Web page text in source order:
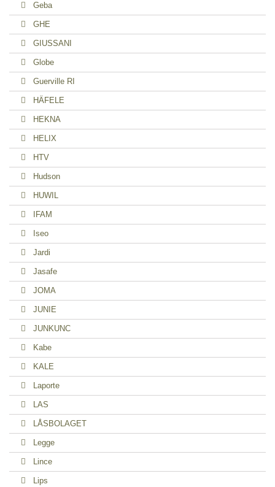
Geba
GHE
GIUSSANI
Globe
Guerville RI
HÄFELE
HEKNA
HELIX
HTV
Hudson
HUWIL
IFAM
Iseo
Jardi
Jasafe
JOMA
JUNIE
JUNKUNC
Kabe
KALE
Laporte
LAS
LÅSBOLAGET
Legge
Lince
Lips